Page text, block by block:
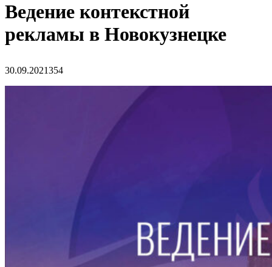
Ведение контекстной
рекламы в Новокузнецке
30.09.2021354